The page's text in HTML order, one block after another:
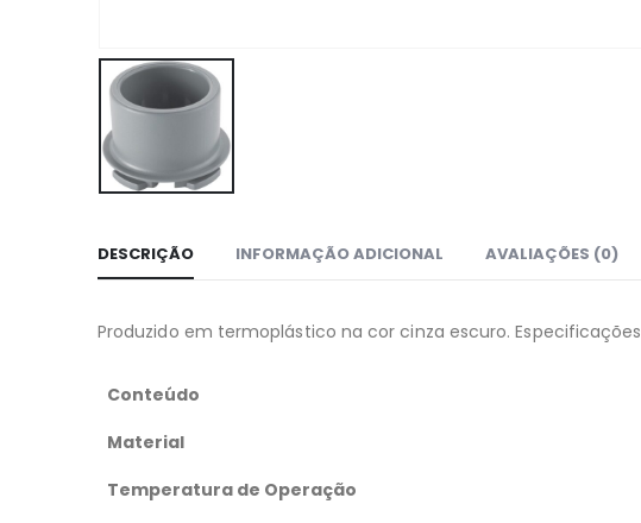
DESCRIÇÃO INFORMAÇÃO ADICIONAL AVALIAÇÕES (0)
Produzido em termoplástico na cor cinza escuro. Especificações
Conteúdo
Material
Temperatura de Operação